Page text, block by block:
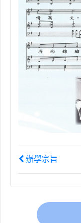
辦學宗旨